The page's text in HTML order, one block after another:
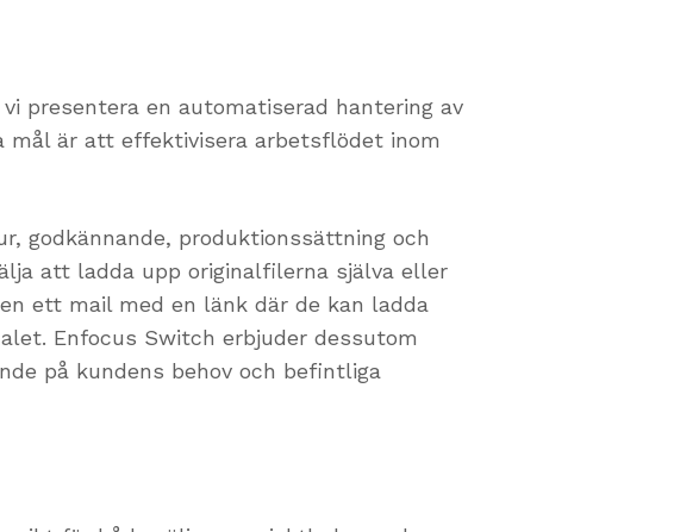
presentera en automatiserad hantering av
mål är att effektivisera arbetsflödet inom
godkännande, produktionssättning och
att ladda upp originalfilerna själva eller
ett mail med en länk där de kan ladda
Enfocus Switch erbjuder dessutom
på kundens behov och befintliga